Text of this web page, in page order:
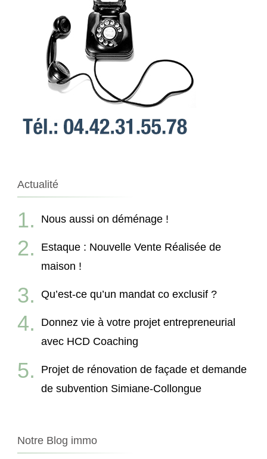
Actualité
Nous aussi on déménage !
Estaque : Nouvelle Vente Réalisée de
maison !
Qu’est-ce qu’un mandat co exclusif ?
Donnez vie à votre projet entrepreneurial
avec HCD Coaching
Projet de rénovation de façade et demande
de subvention Simiane-Collongue
Notre Blog immo